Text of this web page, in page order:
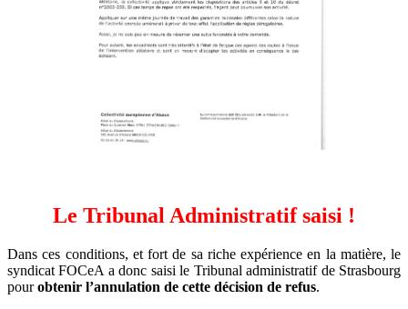
Le Tribunal Administratif saisi !
Dans ces conditions, et fort de sa riche expérience en la matière, le
syndicat FOCeA a donc saisi le Tribunal administratif de Strasbourg
pourobtenir l’annulation de cette décision de refus.